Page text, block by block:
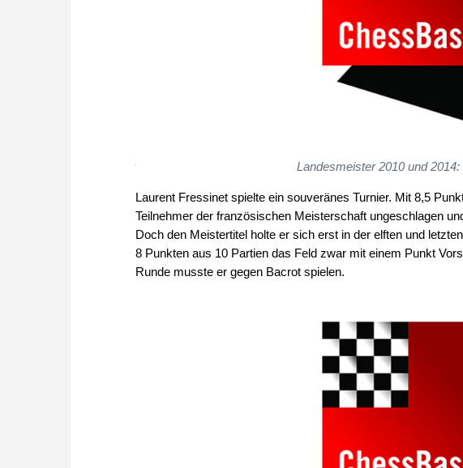
Landesmeister 2010 und
Laurent Fressinet spielte ein souveränes Turnier. Mit 8,5
Teilnehmer der französischen Meisterschaft ungeschlagen
Doch den Meistertitel holte er sich erst in der elften und
8 Punkten aus 10 Partien das Feld zwar mit einem Punkt
Runde musste er gegen Bacrot spielen.